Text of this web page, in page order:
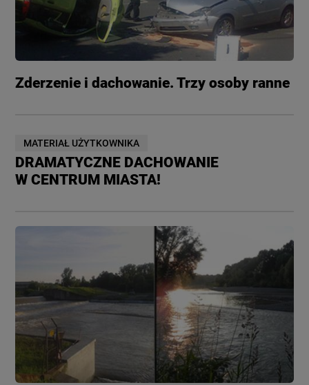
Zderzenie i dachowanie. Trzy osoby ranne
MATERIAŁ UŻYTKOWNIKA
DRAMATYCZNE DACHOWANIE
W CENTRUM MIASTA!